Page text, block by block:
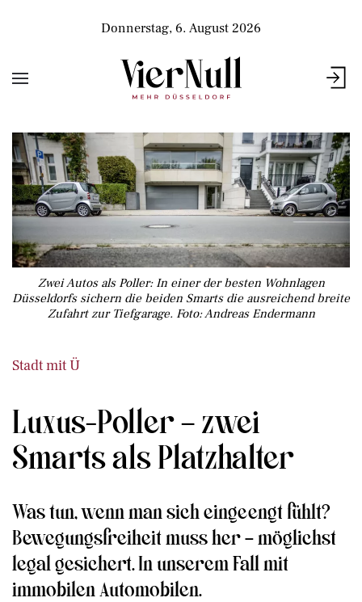
Donnerstag, 6. August 2026
Zwei Autos als Poller: In einer der besten Wohnlagen
Düsseldorfs sichern die beiden Smarts die ausreichend breite
Zufahrt zur Tiefgarage. Foto: Andreas Endermann
Stadt mit Ü
Luxus-Poller – zwei
Smarts als Platzhalter
Was tun, wenn man sich eingeengt fühlt?
Bewegungsfreiheit muss her – möglichst
legal gesichert. In unserem Fall mit
immobilen Automobilen.